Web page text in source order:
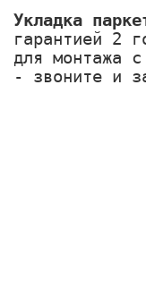
Укладка
гарантией 2
для монтажа с
- звоните и